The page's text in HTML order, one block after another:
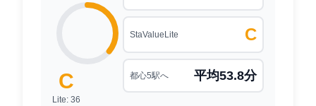
C
Lite: 36
StaValueLite C
都心5駅へ 平均53.8分